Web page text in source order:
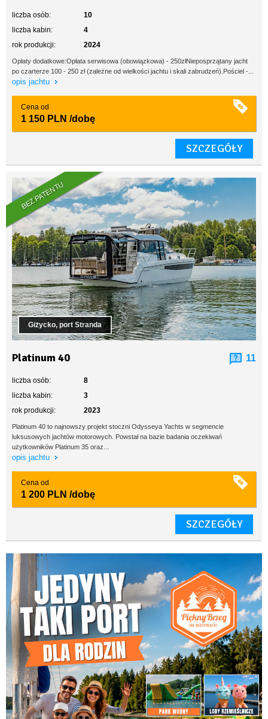
liczba osób:
10
liczba kabin:
4
rok produkcji:
2024
Opłaty dodatkowe:Opłata serwisowa (obowiązkowa) - 250złNieposprzątany jacht
po czarterze 100 - 250 zł (zależne od wielkości jachtu i skali zabrudzeń).Pościel -...
opis jachtu
Cena od
1 150 PLN /dobę
SZCZEGÓŁY
BEZ PATENTU
Giżycko, port Stranda
Platinum 40 11
liczba osób:
8
liczba kabin:
3
rok produkcji:
2023
Platinum 40 to najnowszy projekt stoczni Odysseya Yachts w segmencie
luksusowych jachtów motorowych. Powstał na bazie badania oczekiwań
użytkowników Platinum 35 oraz...
opis jachtu
Cena od
1 200 PLN /dobę
SZCZEGÓŁY